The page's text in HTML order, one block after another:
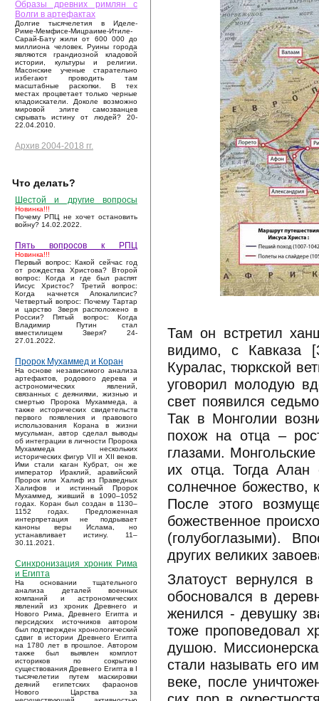
Образы древних римлян с
Волги в артефактах
Долгие тысячелетия в Иделе-
Риме-Мемфисе-Мицраиме-Итиле-
Сарай-Бату жили от 600 000 до
миллиона человек. Руины города
являются грандиозной кладовой
истории, культуры и религии.
Масонские ученые старательно
избегают проводить там
масштабные раскопки. В тех
местах процветает только черные
кладоискатели. Доколе возможно
мировой элите самозванцев
скрывать истину от людей? 20-
22.04.2010.
Архив 2004-2018 гг.
Что делать?
Шестой и другие вопросы
Новинка!!!
Почему РПЦ не хочет остановить
войну? 14.02.2022.
Пять вопросов к РПЦ
Новинка!!!
Первый вопрос: Какой сейчас год
от рождества Христова? Второй
вопрос: Когда и где был распят
Иисус Христос? Третий вопрос:
Когда начнется Апокалипсис?
Четвертый вопрос: Почему Тартар
и царство Зверя расположено в
России? Пятый вопрос: Когда
Владимир Путин стал
вместилищем Зверя? 24-
27.01.2022.
Пророк Мухаммед и Коран
На основе независимого анализа
артефактов, родового дерева и
астрономических явлений,
связанных с деяниями, жизнью и
смертью Пророка Мухаммеда, а
также исторических свидетельств
первого появления и правового
использования Корана в жизни
мусульман, автор сделал выводы
об интеграции в личности Пророка
Мухаммеда нескольких
исторических фигур VII и XII веков.
Ими стали каган Кубрат, он же
император Ираклий, аравийский
Пророк или Халиф из Праведных
Халифов и истинный Пророк
Мухаммед, живший в 1090–1052
годах. Коран был создан в 1130–
1152 годах. Предложенная
интерпретация не подрывает
каноны веры Ислама, но
устанавливает истину. 11–
30.11.2021.
Синхронизация хроник Рима
и Египта
На основании тщательного
анализа деталей военных
компаний и астрономических
явлений из хроник Древнего и
Нового Рима, Древнего Египта и
персидских источников автором
был подтвержден хронологический
сдвиг в истории Древнего Египта
на 1780 лет в прошлое. Автором
также был выявлен комплот
историков по сокрытию
существования Древнего Египта в I
тысячелетии путем маскировки
деяний египетских фараонов
Нового Царства за
Там он встретил
видимо, с Кавказа
Куралас, тюркской
уговорил молодую
свет появился
Так в Монголии
похож на отца –
глазами.
их отца. Тогда Алан
солнечное божество,
После этого
божественное
(голубоглазыми).
других великих
Златоуст вернулся
обосновался в
женился - девушку
тоже проповедовал
душою.
стали называть его
веке, после